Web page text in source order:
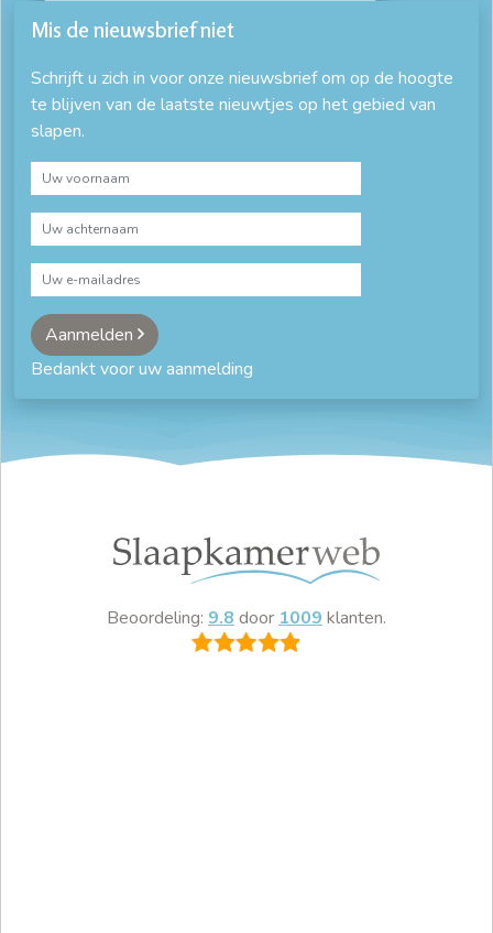
Mis de nieuwsbrief niet
Schrijft u zich in voor onze nieuwsbrief om op de hoogte
te blijven van de laatste nieuwtjes op het gebied van
slapen.
Aanmelden
Bedankt voor uw aanmelding
Beoordeling: 9.8 door 1009 klanten.